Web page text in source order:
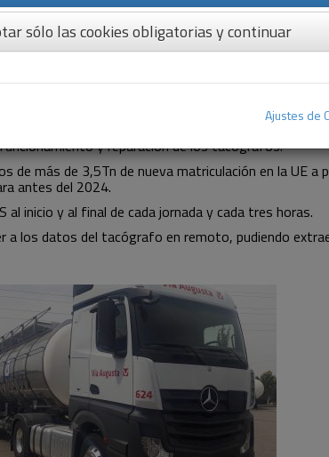
2018/502 que modifica el anterior reglamento en
y reparación de los tacógrafos.
más de 3,5Tn de nueva matriculación en la UE a
antes del 2024.
inicio y al final de cada jornada y cada tres horas.
los datos del tacógrafo en remoto, pudiendo
sólo las cookies obligatorias y continuar
Ajustes de